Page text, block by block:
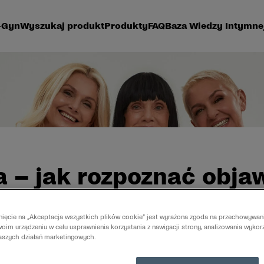
Wyszukaj produktProduktyFAQBaza Wiedzy
– jak rozpoznać
związane z przekwitaniem, warto
dyskomfort i pomogą nam w pełni korzystać z
na „Akceptacja wszystkich plików cookie” jest wyrażona zgoda na
urządzeniu w celu usprawnienia korzystania z nawigacji strony, analizowania
działań marketingowych.